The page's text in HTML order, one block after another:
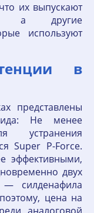
их выпускают
а другие
используют
в
представлены
Не менее
устранения
Super P-Forсe.
эффективными,
двух
— силденафила
цена на